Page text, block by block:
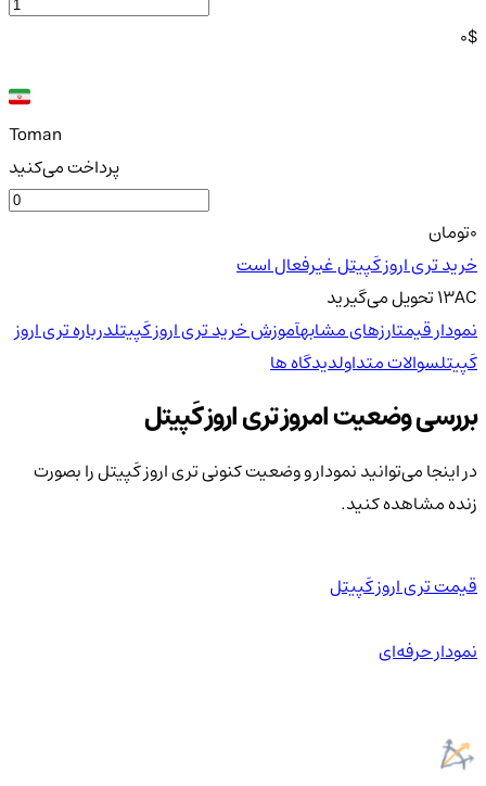
0$
Toman
پرداخت می‌کنید
تومان
خرید تری اروز کَپیتل غیرفعال است
13ACتحویلمی‌گیرید
نمودار قیمتارزهای مشابهآموزش خرید تری اروز کَپیتلدرباره تری اروز
کَپیتلسوالات متداولدیدگاه ها
بررسی وضعیت امروز تری اروز کَپیتل
در اینجا می‌توانید نمودار و وضعیت کنونی تری اروز کَپیتل را بصورت
زنده مشاهده کنید.
قیمت تری اروز کَپیتل
نمودار حرفه‌ای